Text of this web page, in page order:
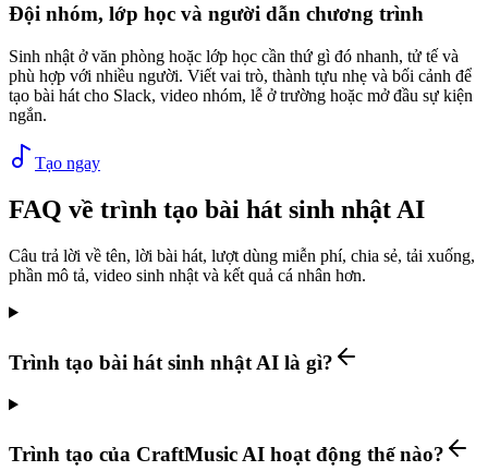
Đội nhóm, lớp học và người dẫn chương trình
Sinh nhật ở văn phòng hoặc lớp học cần thứ gì đó nhanh, tử tế và
phù hợp với nhiều người. Viết vai trò, thành tựu nhẹ và bối cảnh để
tạo bài hát cho Slack, video nhóm, lễ ở trường hoặc mở đầu sự kiện
ngắn.
Tạo ngay
FAQ về trình tạo bài hát sinh nhật AI
Câu trả lời về tên, lời bài hát, lượt dùng miễn phí, chia sẻ, tải xuống,
phần mô tả, video sinh nhật và kết quả cá nhân hơn.
Trình tạo bài hát sinh nhật AI là gì?
Trình tạo của CraftMusic AI hoạt động thế nào?